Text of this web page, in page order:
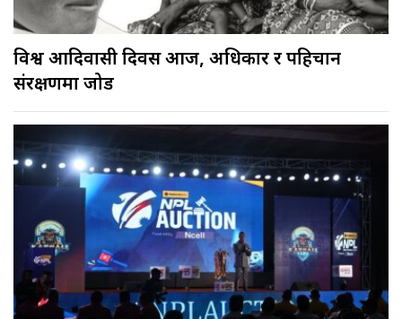
विश्व आदिवासी दिवस आज, अधिकार र पहिचान
संरक्षणमा जोड